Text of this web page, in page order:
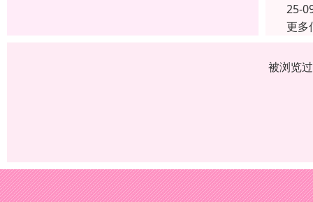
25-
更多
被浏览